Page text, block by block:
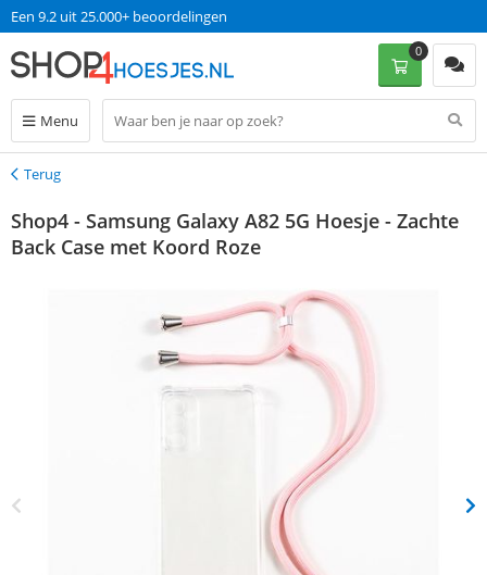
Een 9.2 uit 25.000+ beoordelingen
Menu
0
Terug
Terug
Shop4 - Samsung Galaxy A82 5G Hoesje - Zachte
Back Case met Koord Roze